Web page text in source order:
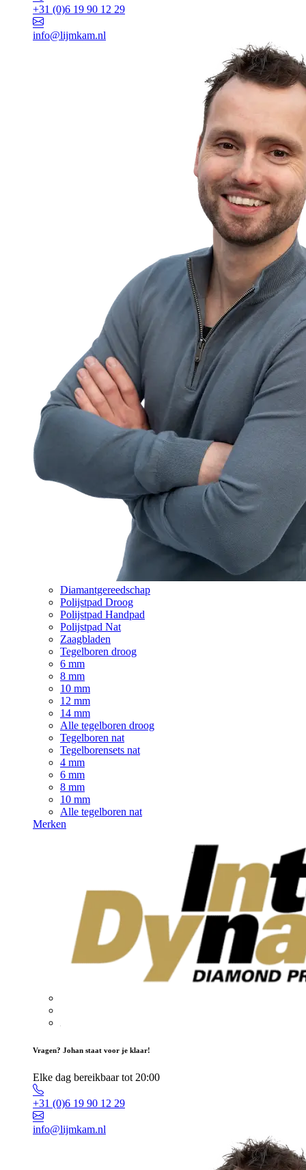
+31 (0)6 19 90 12 29
info@lijmkam.nl
Diamantgereedschap
Polijstpad Droog
Polijstpad Handpad
Polijstpad Nat
Zaagbladen
Tegelboren droog
6 mm
8 mm
10 mm
12 mm
14 mm
Alle tegelboren droog
Tegelboren nat
Tegelborensets nat
4 mm
6 mm
8 mm
10 mm
Alle tegelboren nat
Merken
Vragen? Johan staat voor je klaar!
Elke dag bereikbaar tot 20:00
+31 (0)6 19 90 12 29
info@lijmkam.nl